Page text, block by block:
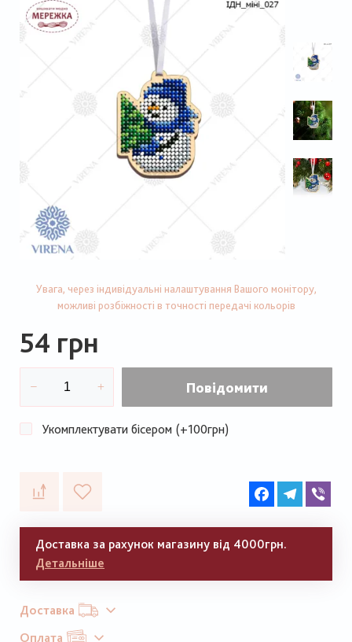
Увага, через індивідуальні налаштування Вашого монітору,
можливі розбіжності в точності передачі кольорів
54 грн
Повідомити
Укомплектувати бісером (+100грн)
FacebookTelegram
Доставка за рахунок магазину від 4000грн.
Детальніше
Доставка
Оплата